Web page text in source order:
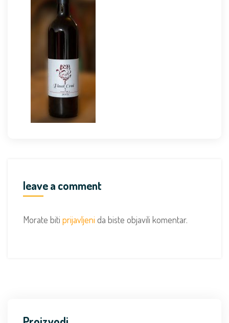
leave a comment
Morate biti prijavljeni da biste objavili komentar.